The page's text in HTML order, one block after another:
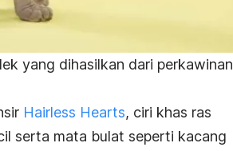
yang dihasilkan dari perkawinan
Hairless Hearts, ciri khas ras
serta mata bulat seperti kacang